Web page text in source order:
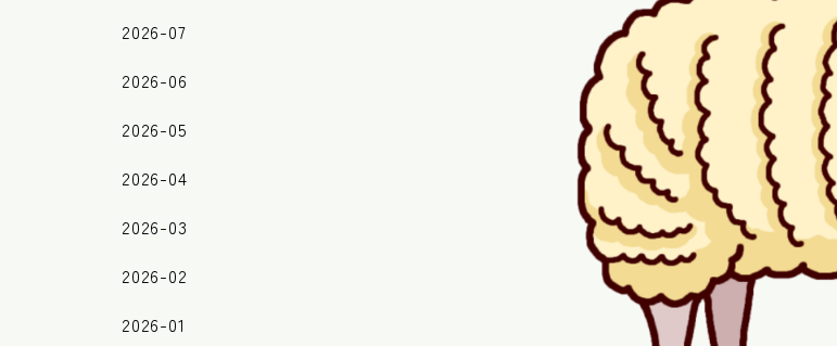
2026-07
2026-06
2026-05
2026-04
2026-03
2026-02
2026-01